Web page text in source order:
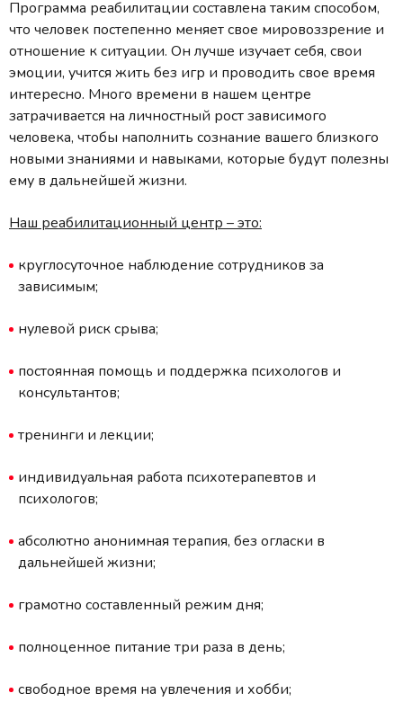
Программа реабилитации составлена таким способом,
что человек постепенно меняет свое мировоззрение и
отношение к ситуации. Он лучше изучает себя, свои
эмоции, учится жить без игр и проводить свое время
интересно. Много времени в нашем центре
затрачивается на личностный рост зависимого
человека, чтобы наполнить сознание вашего близкого
новыми знаниями и навыками, которые будут полезны
ему в дальнейшей жизни.
Наш реабилитационный центр – это:
круглосуточное наблюдение сотрудников за
зависимым;
нулевой риск срыва;
постоянная помощь и поддержка психологов и
консультантов;
тренинги и лекции;
индивидуальная работа психотерапевтов и
психологов;
абсолютно анонимная терапия, без огласки в
дальнейшей жизни;
грамотно составленный режим дня;
полноценное питание три раза в день;
свободное время на увлечения и хобби;